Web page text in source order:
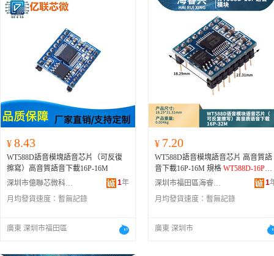
¥ 8.43
WT588D語音模塊語音芯片（可反復
擦寫）高音質語音下載16P-16M
深圳市億聯芯微科技有限公司
1年
月均發貨速度： 暫無記錄
廣東 深圳市福田區
¥ 7.20
WT588D語音模塊語音芯片 高音質語
音下載16P-16M 規格 WT588D-16P語
音模塊
深圳市福田區海睿晟電子商行 1
月均發貨速度： 暫無記錄
廣東 深圳市